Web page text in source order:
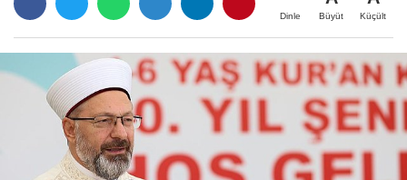
Dinle Büyüt Küçült